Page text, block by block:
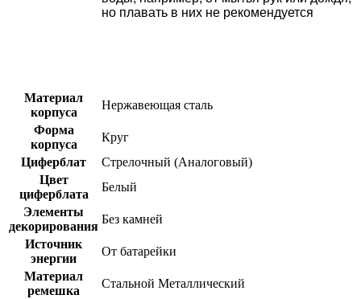
но плавать в них не рекомендуется
Материал
корпуса
Нержавеющая сталь
Форма
корпуса
Круг
Циферблат
Стрелочный (Аналоговый)
Цвет
циферблата
Белый
Элементы
декорирования
Без камней
Источник
энергии
От батарейки
Материал
ремешка
Стальной Металлический